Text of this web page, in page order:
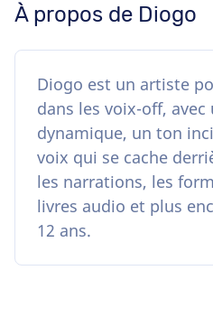
À propos de Diogo
Diogo est un artiste
dans les voix-off, avec
dynamique, un ton
voix qui se cache
les narrations, les
livres audio et plus
12 ans.